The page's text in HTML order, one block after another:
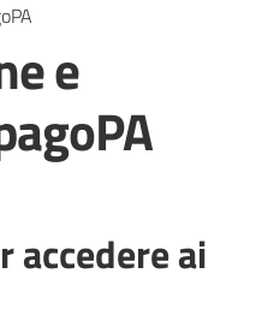
e
accedere ai